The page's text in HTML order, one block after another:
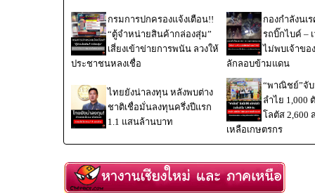
กรมการปกครองแจ้งเตือน!!
“ตู้จำหน่ายสินค้ากล่องสุ่ม”
เสี่ยงเข้าข่ายการพนัน ลวงให้
ประชาชนหลงเชื่อ
กองกำลังนเ
รถบิ๊กไบค์ –
ไม่พบเจ้าขอ
ลักลอบข้ามแดน
ไทยยังน่าลงทุน หลังพบต่าง
ชาติเชื่อมั่นลงทุนครึ่งปีแรก
1.1 แสนล้านบาท
“พาณิชย์”จั
ลำไย 1,000
โลตัส 2,600
เหลือเกษตรกร